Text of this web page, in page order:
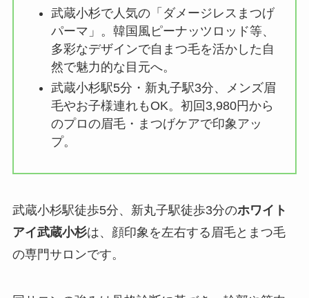
武蔵小杉で人気の「ダメージレスまつげ
パーマ」。韓国風ピーナッツロッド等、
多彩なデザインで自まつ毛を活かした自
然で魅力的な目元へ。
武蔵小杉駅5分・新丸子駅3分、メンズ眉
毛やお子様連れもOK。初回3,980円から
のプロの眉毛・まつげケアで印象アッ
プ。
武蔵小杉駅徒歩5分、新丸子駅徒歩3分のホワイト
アイ武蔵小杉は、顔印象を左右する眉毛とまつ毛
の専門サロンです。